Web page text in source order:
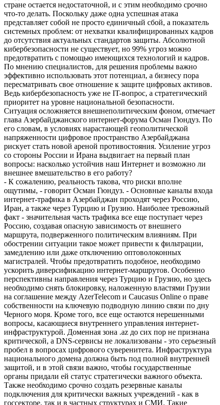
стране остается недостаточной, и с этим необходимо срочно
что-то делать. Поскольку даже одна успешная атака
представляет собой не просто единичный сбой, а показатель
системных проблем: от нехватки квалифицированных кадров
до отсутствия актуальных стандартов защиты. Абсолютной
кибербезопасности не существует, но 99% угроз можно
предотвратить с помощью имеющихся технологий и кадров.
По мнению специалистов, для решения проблемы важно
эффективно использовать этот потенциал, а бизнесу пора
пересматривать свое отношение к защите цифровых активов.
Ведь кибербезопасность уже не IT-вопрос, а стратегический
приоритет на уровне национальной безопасности.
Ситуация осложняется внешнеполитическим фоном, отмечает
глава Азербайджанского интернет-форума Осман Гюндуз. По
его словам, в условиях нарастающей геополитической
напряженности цифровое пространство Азербайджана
рискует стать новой ареной противостояния. Усиление угроз
со стороны России и Ирана выдвигает на первый план
вопросы: насколько устойчив наш Интернет и возможно ли
внешнее вмешательство в его работу?
- К сожалению, реальность такова, что риски вполне
ощутимы, - говорит Осман Гюндуз. - Основные каналы входа
интернет-трафика в Азербайджан проходят через Россию,
Иран, а также через Турцию и Грузию. Наиболее тревожный
факт - значительная часть трафика все еще поступает через
Россию, создавая опасную зависимость от внешнего
маршрута, подверженного политическим влияниям. При
обострении ситуации такое может привести к фильтрации,
замедлению или даже отключению оптоволоконных
магистралей. Чтобы предотвратить подобное, необходимо
ускорить диверсификацию интернет-маршрутов. Особенно
перспективны направления через Турцию и Грузию, но здесь
необходимо снять блокировку, наложенную властями Грузии
на соглашение между AzerTelecom и Caucasus Online о праве
собственности на ключевую подводную линию связи по дну
Черного моря. Кроме того, все еще остаются нерешенными
вопросы, касающиеся внутреннего управления интернет-
инфраструктурой. Доменная зона .az до сих пор не признана
критической, а DNS-сервисы не локализованы - это серьезный
пробел в вопросах цифрового суверенитета. Инфраструктура
национального домена должна быть под полной внутренней
защитой, и в этой связи важно, чтобы государственные
органы придали ей статус стратегически важного объекта.
Также необходимо срочно создать резервные каналы
подключения для критически важных учреждений - как в
госсекторе, так и в частных структурах и СМИ. Такие